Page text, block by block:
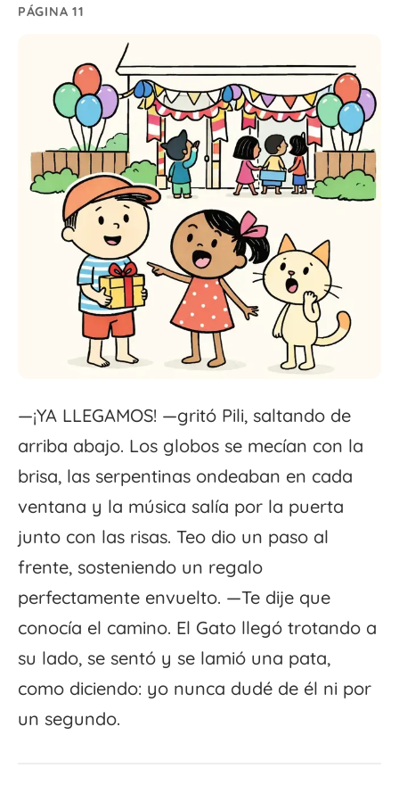
PÁGINA 11
—¡YA LLEGAMOS! —gritó Pili, saltando de
arriba abajo. Los globos se mecían con la
brisa, las serpentinas ondeaban en cada
ventana y la música salía por la puerta
junto con las risas. Teo dio un paso al
frente, sosteniendo un regalo
perfectamente envuelto. —Te dije que
conocía el camino. El Gato llegó trotando a
su lado, se sentó y se lamió una pata,
como diciendo: yo nunca dudé de él ni por
un segundo.